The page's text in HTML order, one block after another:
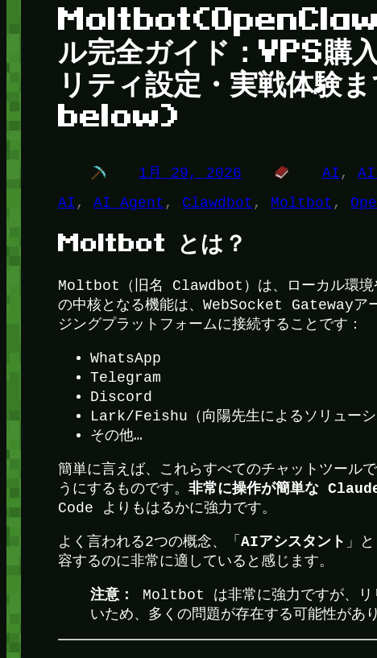
Moltbot(OpenClaw)
ル完全ガイド：VPS購
リティ設定・実戦体
below)
1月 29, 2026 AI ,
AI , AI Agent , Clawdbot , Moltbot ,
Moltbot とは？
Moltbot（旧名 Clawdbot）は、ローカル環境
の中核となる機能は、WebSocket Gatewayア
ジングプラットフォームに接続することです：
WhatsApp
Telegram
Discord
Lark/Feishu（向陽先生によるソリューシ
その他…
簡単に言えば、これらすべてのチャットツー
うにするものです。非常に操作が簡単な
Code よりもはるかに強力です。
よく言われる2つの概念、「AIアシスタント 」と
容するのに非常に適していると感じます。
注意：
Moltbot は非常に強力ですが、リ
いため、多くの問題が存在する可能性があ